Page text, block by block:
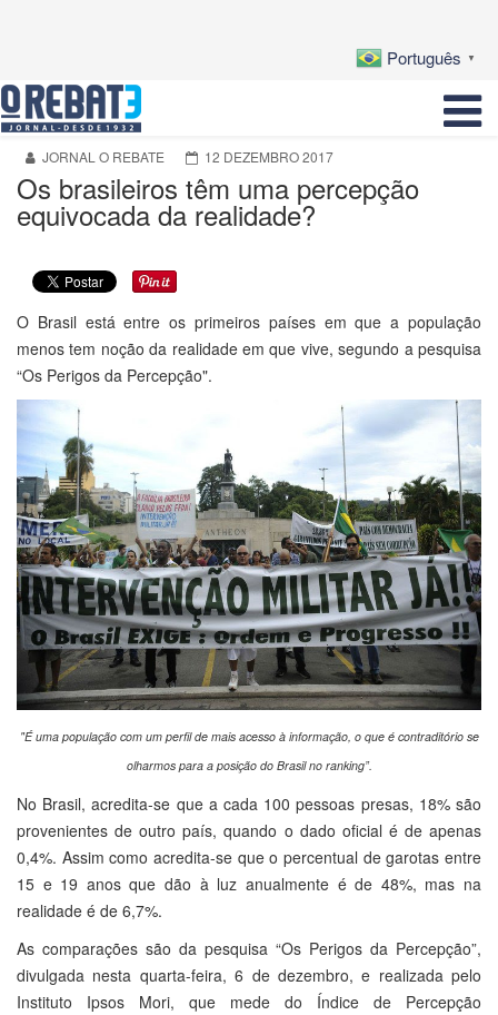
Português ▼
JORNAL O REBATE 12 DEZEMBRO 2017
Os brasileiros têm uma percepção
equivocada da realidade?
O Brasil está entre os primeiros países em que a população
menos tem noção da realidade em que vive, segundo a pesquisa
“Os Perigos da Percepção".
"É uma população com um perfil de mais acesso à informação, o que é contraditório se
olharmos para a posição do Brasil no ranking”.
No Brasil, acredita-se que a cada 100 pessoas presas, 18% são
provenientes de outro país, quando o dado oficial é de apenas
0,4%. Assim como acredita-se que o percentual de garotas entre
15 e 19 anos que dão à luz anualmente é de 48%, mas na
realidade é de 6,7%.
As comparações são da pesquisa “Os Perigos da Percepção”,
divulgada nesta quarta-feira, 6 de dezembro, e realizada pelo
Instituto Ipsos Mori, que mede do Índice de Percepção